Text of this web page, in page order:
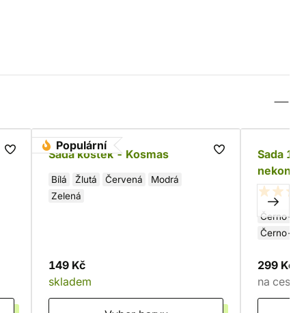
Populární
Sada kostek - Kosmas
Bílá Žlutá Červená
Modrá
Zelená
149 Kč
skladem
Sada 15
Černo-
Černo-
299 Kč
na cestě